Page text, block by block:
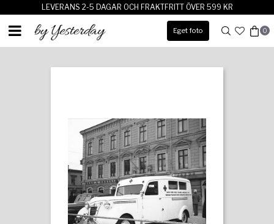
LEVERANS 2-5 DAGAR OCH FRAKTFRITT ÖVER 599 KR
Eget foto 0